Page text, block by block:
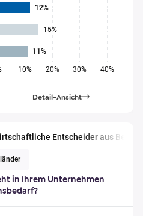
10% 20% 30% 40%
12%
15%
11%
Detail-Ansicht
Entscheider aus Berlin,
in Ihrem Unternehmen